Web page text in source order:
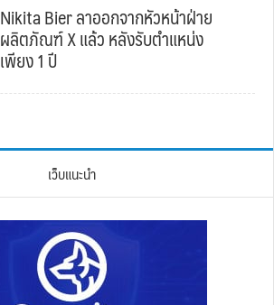
Nikita Bier ลาออกจากหัวหน้าฝ่าย
ผลิตภัณฑ์ X แล้ว หลังรับตำแหน่ง
เพียง 1 ปี
เว็บแนะนำ